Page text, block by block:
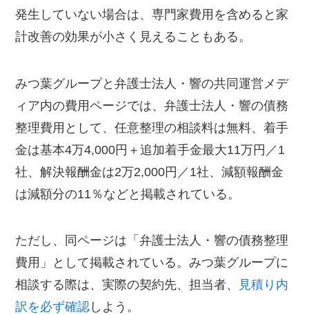
発生していない場合は、専門家費用を含めると家
計改善の効果が小さく見えることもある。
みつ葉グループと弁護士法人・響の共同運営メデ
ィア内の費用ページでは、弁護士法人・響の債務
整理費用として、任意整理の相談料は無料、着手
金は基本4万4,000円＋追加着手金最大11万円／1
社、解決報酬金は2万2,000円／1社、減額報酬金
は減額分の11％などと掲載されている。
ただし、同ページは「弁護士法人・響の債務整理
費用」として掲載されている。みつ葉グループに
相談する際は、実際の契約先、担当者、
見積り内
訳を必ず確認 しよう。